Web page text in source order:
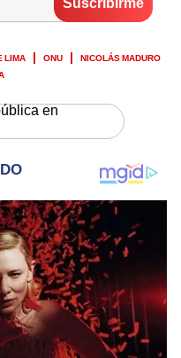
LIMA ONU
NICOLÁS MADURO
en